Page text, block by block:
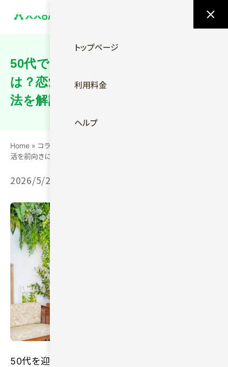
トップページ
利用料金
ヘルプ
50代で出会いに不安を感じる理由と
は？恋愛・婚活を前向きに始める方
法を解説
Home » コラム
活を前向きに始める方法を解説
2026/5/29
50代を迎えて、「出会いがない」「このままずっと一